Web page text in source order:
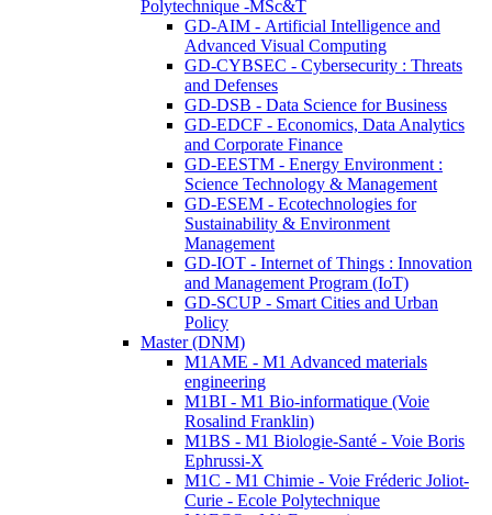
Polytechnique -MSc&T
GD-AIM - Artificial Intelligence and
Advanced Visual Computing
GD-CYBSEC - Cybersecurity : Threats
and Defenses
GD-DSB - Data Science for Business
GD-EDCF - Economics, Data Analytics
and Corporate Finance
GD-EESTM - Energy Environment :
Science Technology & Management
GD-ESEM - Ecotechnologies for
Sustainability & Environment
Management
GD-IOT - Internet of Things : Innovation
and Management Program (IoT)
GD-SCUP - Smart Cities and Urban
Policy
Master (DNM)
M1AME - M1 Advanced materials
engineering
M1BI - M1 Bio-informatique (Voie
Rosalind Franklin)
M1BS - M1 Biologie-Santé - Voie Boris
Ephrussi-X
M1C - M1 Chimie - Voie Fréderic Joliot-
Curie - Ecole Polytechnique